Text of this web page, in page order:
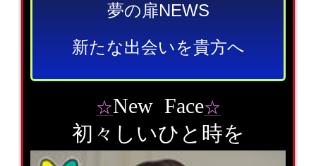
夢の扉NEWS
新たな出会いを貴方へ
☆New Face☆
初々しいひと時を